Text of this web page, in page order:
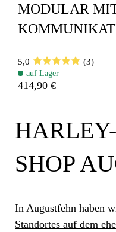
MODULAR
5,0
(3)
auf Lager
414,90 €
SHOP
In Augustfehn haben
Standortes auf dem